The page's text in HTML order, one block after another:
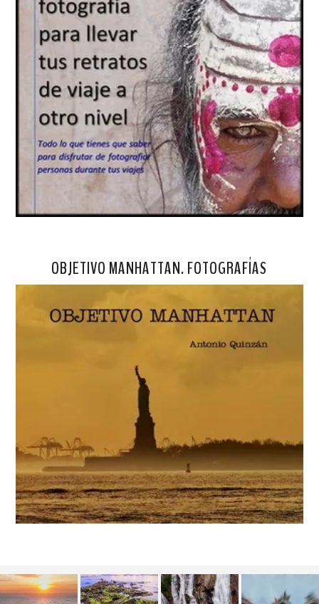
OBJETIVO MANHATTAN. FOTOGRAFÍAS